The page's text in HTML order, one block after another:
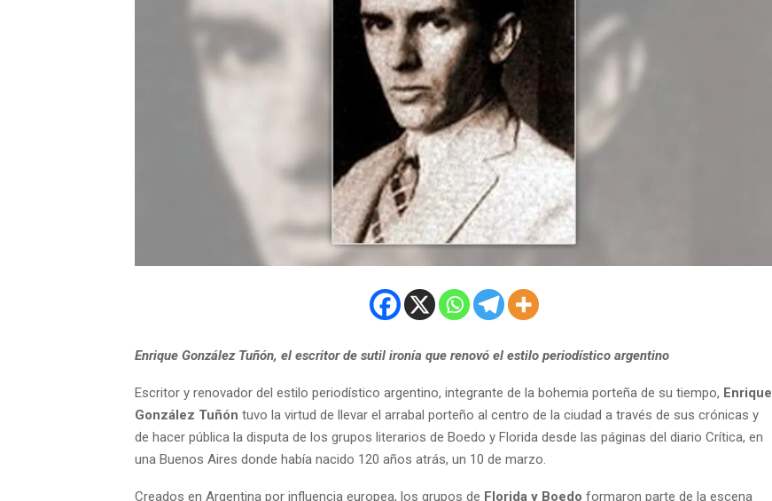
Enrique González Tuñón, el escritor de sutil ironía que renovó el estilo periodístico argentino
Escritor y renovador del estilo periodístico argentino, integrante de la bohemia porteña de su tiempo, Enrique
González Tuñón tuvo la virtud de llevar el arrabal porteño al centro de la ciudad a través de sus crónicas y
de hacer pública la disputa de los grupos literarios de Boedo y Florida desde las páginas del diario Crítica, en
una Buenos Aires donde había nacido 120 años atrás, un 10 de marzo.
Creados en Argentina por influencia europea, los grupos de Florida y Boedo formaron parte de la escena